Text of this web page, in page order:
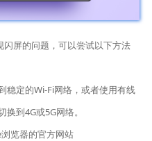
屏的问题，可以尝试以下方法
稳定的Wi-Fi网络，或者使用有线
到4G或5G网络。
览器的官方网站